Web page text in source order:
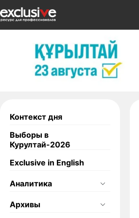
Контекст дня
Выборы в
Курултай-2026
Exclusive in English
Аналитика
Архивы